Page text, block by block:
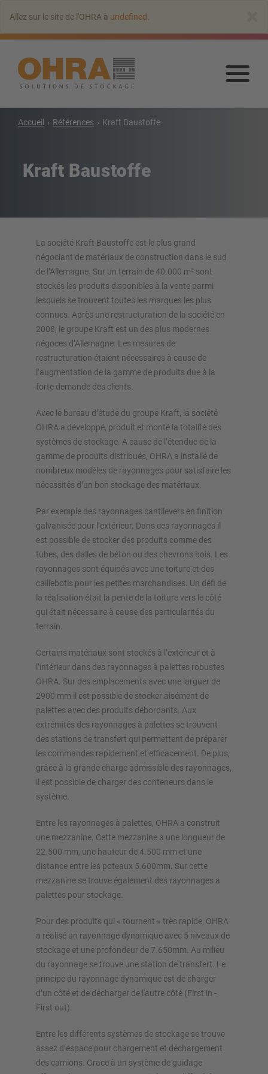
contenu
Allez sur le site de l'OHRA à undefined
Accueil Références Kraft Baustoffe
Kraft Baustoffe
La société Kraft Baustoffe est le plus grand
négociant de matériaux de construction dans le sud
de l’Allemagne. Sur un terrain de 40.000 m² sont
stockés les produits disponibles à la vente parmi
lesquels se trouvent toutes les marques les plus
connues. Après une restructuration de la société en
2008, le groupe Kraft est un des plus modernes
négoces d’Allemagne. Les mesures de
restructuration étaient nécessaires à cause de
l’augmentation de la gamme de produits due à la
forte demande des clients.
Avec le bureau d’étude du groupe Kraft, la société
OHRA a développé, produit et monté la totalité des
systèmes de stockage. A cause de l’étendue de la
gamme de produits distribués, OHRA a installé de
nombreux modèles de rayonnages pour satisfaire les
nécessités d’un bon stockage des matériaux.
Par exemple des rayonnages cantilevers en finition
galvanisée pour l’extérieur. Dans ces rayonnages il
est possible de stocker des produits comme des
tubes, des dalles de béton ou des chevrons bois. Les
rayonnages sont équipés avec une toiture et des
caillebotis pour les petites marchandises. Un défi de
la réalisation était la pente de la toiture vers le côté
qui était nécessaire à cause des particularités du
terrain.
Certains matériaux sont stockés à l’extérieur et à
l’intérieur dans des rayonnages à palettes robustes
OHRA. Sur des emplacements avec une larguer de
2900 mm il est possible de stocker aisément de
palettes avec des produits débordants. Aux
extrémités des rayonnages à palettes se trouvent
des stations de transfert qui permettent de préparer
les commandes rapidement et efficacement. De plus,
grâce à la grande charge admissible des rayonnages,
il est possible de charger des conteneurs dans le
système.
Entre les rayonnages à palettes, OHRA a construit
une mezzanine. Cette mezzanine a une longueur de
22.500 mm, une hauteur de 4.500 mm et une
distance entre les poteaux 5.600mm. Sur cette
mezzanine se trouve également des rayonnages a
palettes pour stockage.
Pour des produits qui « tournent » très rapide, OHRA
a réalisé un rayonnage dynamique avec 5 niveaux de
stockage et une profondeur de 7.650mm. Au milieu
du rayonnage se trouve une station de transfert. Le
principe du rayonnage dynamique est de charger
d’un côté et de décharger de l'autre côté (First in -
First out).
Entre les différents systèmes de stockage se trouve
assez d’espace pour chargement et déchargement
des camions. Grace à un système de guidage
Rayonnages cantilever
Rayonnage cantilever simple-face
Autres rayonnages cantilever
APERÇU SYSTÈMES DE STOCKAGE
Rayonnages á palettes
Rayonnages mobiles
Stockage automatique
Hall de stockage
Mezzanines
Rayonnage vertical
nos configurateurs – y compris la demande directe
Configurer le rayonnage maintenant